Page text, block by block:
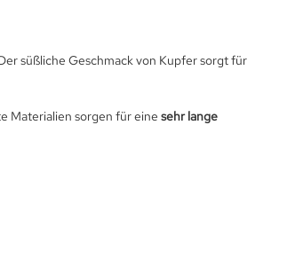
süßliche Geschmack von Kupfer sorgt für
Materialien sorgen für eine sehr lange